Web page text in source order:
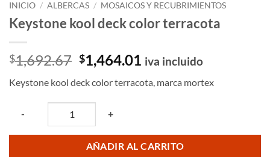
INICIO / ALBERCAS / MOSAICOS Y RECUBRIMIENTOS
Keystone kool deck color terracota
$1,692.67 El
precio
original
era:
$1,692.67.
$1,464.01 El
actual
iva incluido
Keystone kool deck color terracota, marca mortex
- +
AÑADIR AL CARRITO